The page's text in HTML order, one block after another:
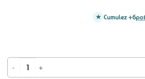
quantité de Coeur de Celtes au chocolat au lait
Cumulez +6